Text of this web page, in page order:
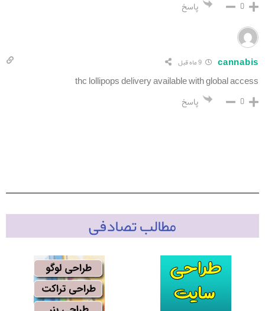
0 پاسخ
cannabis
thc lollipops delivery available with global access
0 پاسخ
مطالب تصادفی